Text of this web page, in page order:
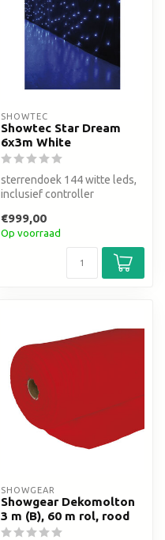
SHOWTEC
Showtec Star Dream
6x3m White
sterrendoek 144 witte leds,
inclusief controller
€999,00
Op voorraad
SHOWGEAR
Showgear Dekomolton
3 m (B), 60 m rol, rood